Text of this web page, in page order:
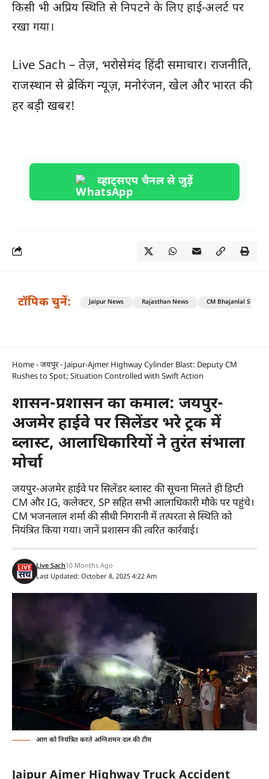
किसी भी अप्रिय स्थिति से निपटने के लिए हाई-अलर्ट पर
रखा गया।
Live Sach – तेज़, भरोसेमंद हिंदी समाचार। राजनीति,
राजस्थानसे ब्रेकिंग न्यूज़, मनोरंजन, खेल औरभारत की
हर बड़ी खबर!
व्हाट्सएप चैनल से जुड़ें
टॉपिक चुनें: Jaipur News Rajasthan News CM Bhajanlal
Home-जयपुर- Jaipur-Ajmer Highway Cylinder Blast: Deputy CM
Rushes to Spot; Situation Controlled with Swift Action
शासन-प्रशासन का कमाल: जयपुर-
अजमेर हाईवे पर सिलेंडर भरे ट्रक में
ब्लास्ट, आलाधिकारियों ने तुरंत संभाला
मोर्चा
जयपुर-अजमेर हाईवे पर सिलेंडर ब्लास्ट की सूचना मिलते ही डिप्टी
CM और IG, कलेक्टर, SP सहित सभी आलाधिकारी मौके पर पहुंचे।
CM भजनलाल शर्मा की सीधी निगरानी में तत्परता से स्थिति को
नियंत्रित किया गया। जानें प्रशासन की त्वरित कार्रवाई।
Last Updated: October 8, 2025 4:22 Am
Live Sach10 Months Ago
आग को नियंत्रित करते अग्निशमन दल की टीम
Jaipur Ajmer Highway Truck Accident